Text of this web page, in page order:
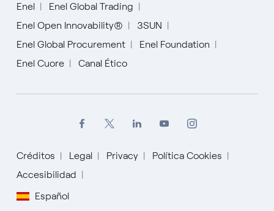
Enel
Enel Global Trading
Enel Open Innovability®
3SUN
Enel Global Procurement
Enel Foundation
Enel Cuore
Canal Ético
Créditos Legal Privacy
Política Cookies
Accesibilidad
Español